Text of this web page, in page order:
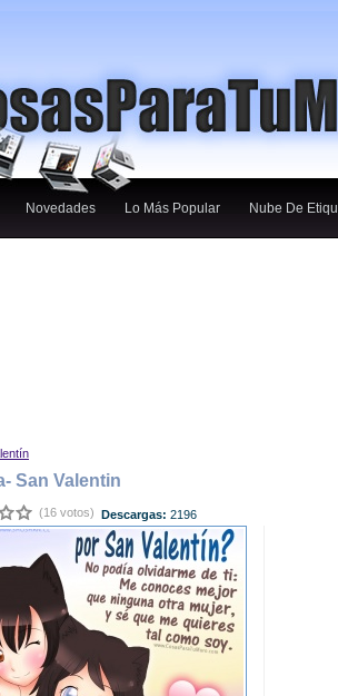
Novedades Lo Más Popular Nube De
San Valentin
(16 votos) Descargas: 2196